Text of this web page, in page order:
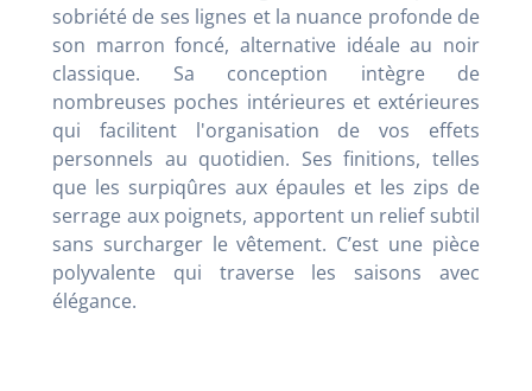
sobriété de ses lignes et la nuance profonde de
son marron foncé, alternative idéale au noir
classique. Sa conception intègre de
nombreuses poches intérieures et extérieures
qui facilitent l'organisation de vos effets
personnels au quotidien. Ses finitions, telles
que les surpiqûres aux épaules et les zips de
serrage aux poignets, apportent un relief subtil
sans surcharger le vêtement. C’est une pièce
polyvalente qui traverse les saisons avec
élégance.